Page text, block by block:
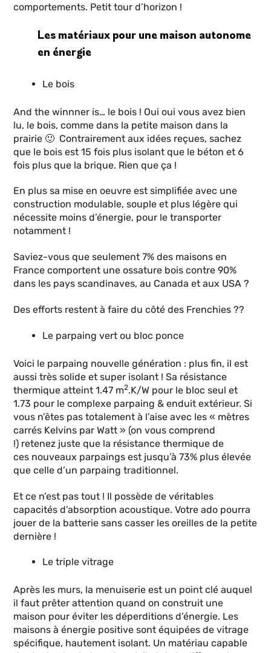
comportements. Petit tour d’horizon !
Les matériaux pour une maison autonome
en énergie
Le bois
And the winnner is… le bois ! Oui oui vous avez bien
lu, le bois, comme dans la petite maison dans la
prairie 🙂 Contrairement aux idées reçues, sachez
que le bois est 15 fois plus isolant que le béton et 6
fois plus que la brique. Rien que ça !
En plus sa mise en oeuvre est simplifiée avec une
construction modulable, souple et plus légère qui
nécessite moins d’énergie, pour le transporter
notamment !
Saviez-vous que seulement 7% des maisons en
France comportent une ossature bois contre 90%
dans les pays scandinaves, au Canada et aux USA ?
Des efforts restent à faire du côté des Frenchies ??
Le parpaing vert ou bloc ponce
Voici le parpaing nouvelle génération : plus fin, il est
aussi très solide et super isolant ! Sa résistance
thermique atteint 1.47 m2.K/W pour le bloc seul et
1.73 pour le complexe parpaing & enduit extérieur. Si
vous n’êtes pas totalement à l’aise avec les « mètres
carrés Kelvins par Watt » (on vous comprend
!) retenez juste que la résistance thermique de
ces nouveaux parpaings est jusqu’à 73% plus élevée
que celle d’un parpaing traditionnel.
Et ce n’est pas tout ! Il possède de véritables
capacités d’absorption acoustique. Votre ado pourra
jouer de la batterie sans casser les oreilles de la petite
dernière !
Le triple vitrage
Après les murs, la menuiserie est un point clé auquel
il faut prêter attention quand on construit une
maison pour éviter les déperditions d’énergie. Les
maisons à énergie positive sont équipées de vitrage
spécifique, hautement isolant. Un matériau capable